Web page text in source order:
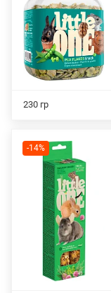
230 гр
-14%